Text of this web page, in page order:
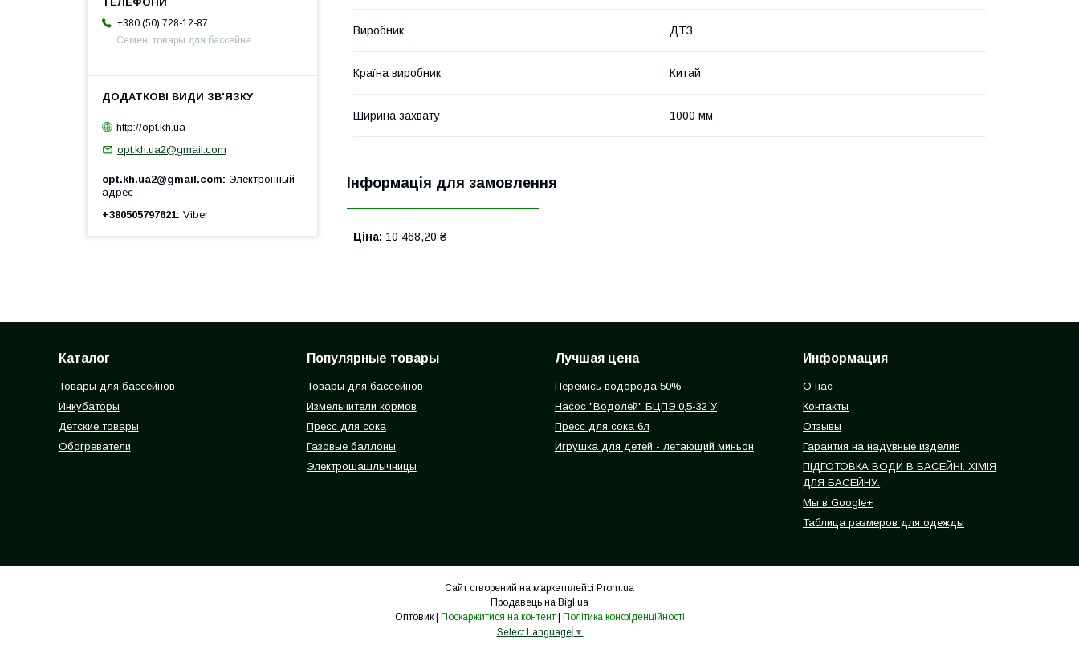
Виробник ДТЗ
Країна виробник Китай
Ширина захвату 1000 мм
Інформація для замовлення
Ціна: 10 468,20 ₴
+380 (50) 728-12-87
Семен, товары для бассейна
http://opt.kh.ua
opt.kh.ua2@gmail.com
opt.kh.ua2@gmail.com
Электронный
адрес
+380505797621 Viber
Каталог
Товары для бассейнов
Инкубаторы
Детские товары
Обогреватели
Популярные товары
Товары для бассейнов
Измельчители кормов
Пресс для сока
Газовые баллоны
Электрошашлычницы
Лучшая цена
Перекись водорода 50%
Насос "Водолей" БЦПЭ 0,5-32 У
Пресс для сока 6л
Игрушка для детей - летающий миньон
Информация
О нас
Контакты
Отзывы
Гарантия на надувные изделия
ПІДГОТОВКА ВОДИ В БАСЕЙНІ. ХІМІЯ
ДЛЯ БАСЕЙНУ.
Мы в Google+
Таблица размеров для одежды
Сайт створений на маркетплейсі Prom.ua
Продавець на Bigl.ua
Поскаржитися на контент
Політика конфіденційності
Select Language ▼